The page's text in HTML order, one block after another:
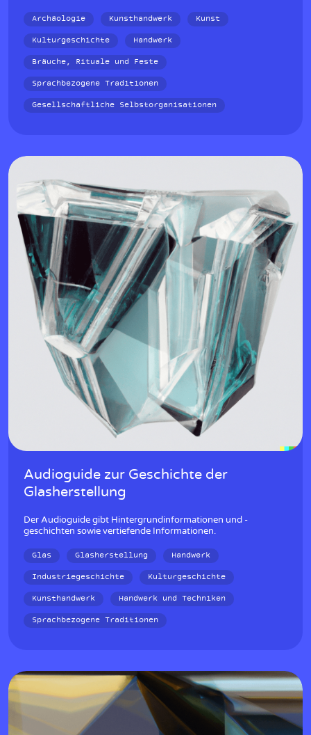
Archäologie Kunsthandwerk
Kunst
Kulturgeschichte
Handwerk
Bräuche, Rituale und Feste
Sprachbezogene Traditionen
Gesellschaftliche Selbstorganisationen
Audioguide zur Geschichte der
Glasherstellung
Der Audioguide gibt Hintergrundinformationen und -
geschichten sowie vertiefende Informationen.
Glas Glasherstellung
Handwerk
Industriegeschichte
Kulturgeschichte
Kunsthandwerk
Handwerk und Techniken
Sprachbezogene Traditionen